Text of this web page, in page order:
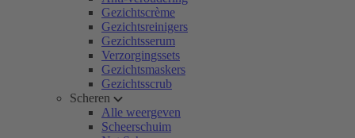
Gezichtscrème
Gezichtsreinigers
Gezichtsserum
Verzorgingssets
Gezichtsmaskers
Gezichtsscrub
Scheren
Alle weergeven
Scheerschuim